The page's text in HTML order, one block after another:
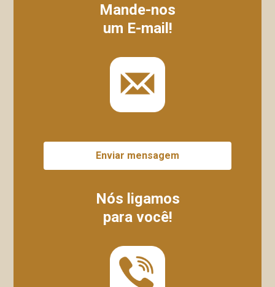
Mande-nos
um E-mail!
Enviar mensagem
Nós ligamos
para você!